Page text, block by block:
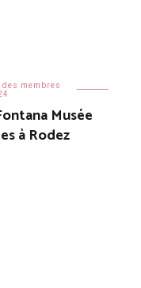
des membres
Musée
à Rodez